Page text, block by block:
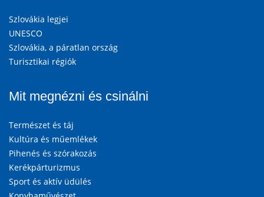
Szlovákia legjei
UNESCO
Szlovákia, a páratlan ország
Turisztikai régiók
Mit megnézni és csinálni
Természet és táj
Kultúra és műemlékek
Pihenés és szórakozás
Kerékpárturizmus
Sport és aktív üdülés